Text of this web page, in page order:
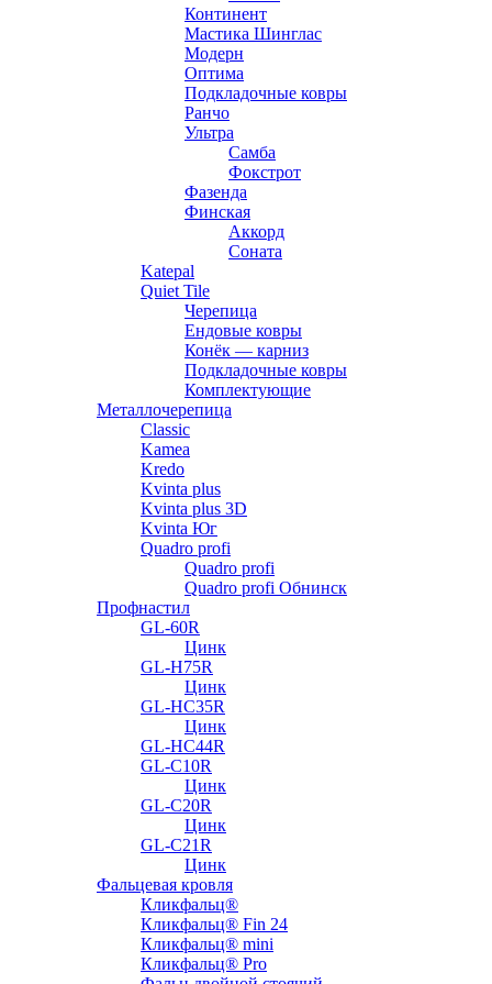
Континент
Мастика Шинглас
Модерн
Оптима
Подкладочные ковры
Ранчо
Ультра
Самба
Фокстрот
Фазенда
Финская
Аккорд
Соната
Katepal
Quiet Tile
Черепица
Ендовые ковры
Конёк — карниз
Подкладочные ковры
Комплектующие
Металлочерепица
Classic
Kamea
Kredo
Kvinta plus
Kvinta plus 3D
Kvinta Юг
Quadro profi
Quadro profi
Quadro profi Обнинск
Профнастил
GL-60R
Цинк
GL-H75R
Цинк
GL-HC35R
Цинк
GL-HC44R
GL-С10R
Цинк
GL-С20R
Цинк
GL-С21R
Цинк
Фальцевая кровля
Кликфальц®
Кликфальц® Fin 24
Кликфальц® mini
Кликфальц® Pro